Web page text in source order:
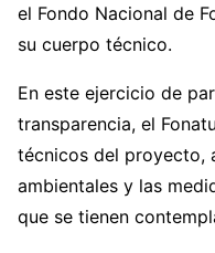
el Fondo Nacional de
su cuerpo técnico.
En este ejercicio de
transparencia, el
técnicos del proyecto,
ambientales y las
que se tienen